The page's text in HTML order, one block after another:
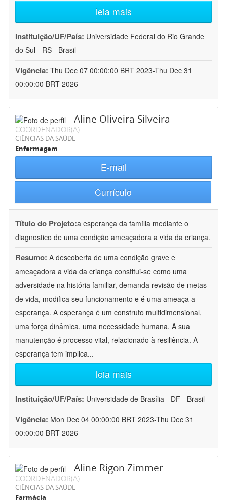
leia mais
Instituição/UF/País: Universidade Federal do Rio Grande
do Sul - RS - Brasil
Vigência: Thu Dec 07 00:00:00 BRT 2023-Thu Dec 31
00:00:00 BRT 2026
Aline Oliveira Silveira
COORDENADOR(A)
CIÊNCIAS DA SAÚDE
Enfermagem
E-mail
Currículo
Título do Projeto:a esperança da família mediante o
diagnostico de uma condição ameaçadora a vida da criança.
Resumo: A descoberta de uma condição grave e
ameaçadora a vida da criança constitui-se como uma
adversidade na história familiar, demanda revisão de metas
de vida, modifica seu funcionamento e é uma ameaça a
esperança. A esperança é um construto multidimensional,
uma força dinâmica, uma necessidade humana. A sua
manutenção é processo vital, relacionado à resiliência. A
esperança tem implica...
leia mais
Instituição/UF/País: Universidade de Brasília - DF - Brasil
Vigência: Mon Dec 04 00:00:00 BRT 2023-Thu Dec 31
00:00:00 BRT 2026
Aline Rigon Zimmer
COORDENADOR(A)
CIÊNCIAS DA SAÚDE
Farmácia